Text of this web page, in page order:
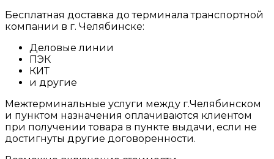
Бесплатная доставка до терминала транспортной
компании в г. Челябинске:
Деловые линии
ПЭК
КИТ
и другие
Межтерминальные услуги между г.Челябинском
и пунктом назначения оплачиваются клиентом
при получении товара в пункте выдачи, если не
достигнуты другие договоренности.